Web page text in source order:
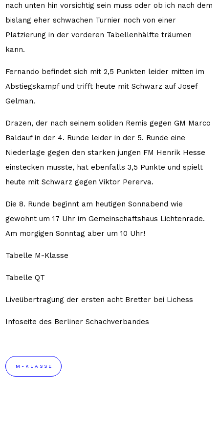
nach unten hin vorsichtig sein muss oder ob ich nach dem
bislang eher schwachen Turnier noch von einer
Platzierung in der vorderen Tabellenhälfte träumen
kann.
Fernando befindet sich mit 2,5 Punkten leider mitten im
Abstiegskampf und trifft heute mit Schwarz auf Josef
Gelman.
Drazen, der nach seinem soliden Remis gegen GM Marco
Baldauf in der 4. Runde leider in der 5. Runde eine
Niederlage gegen den starken jungen FM Henrik Hesse
einstecken musste, hat ebenfalls 3,5 Punkte und spielt
heute mit Schwarz gegen Viktor Pererva.
Die 8. Runde beginnt am heutigen Sonnabend wie
gewohnt um 17 Uhr im Gemeinschaftshaus Lichtenrade.
Am morgigen Sonntag aber um 10 Uhr!
Tabelle M-Klasse
Tabelle QT
Liveübertragung der ersten acht Bretter bei Lichess
Infoseite des Berliner Schachverbandes
M-KLASSE